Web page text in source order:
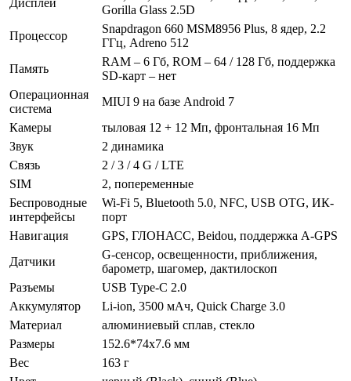
Дисплей
Gorilla Glass 2.5D
Процессор
Snapdragon 660 MSM8956 Plus, 8 ядер, 2.2
ГГц, Adreno 512
Память
RAM – 6 Гб, ROM – 64 / 128 Гб, поддержка
SD-карт – нет
Операционная
система
MIUI 9 на базе Android 7
Камеры
тыловая 12 + 12 Мп, фронтальная 16 Мп
Звук
2 динамика
Связь
2 / 3 / 4 G / LTE
SIM
2, попеременные
Беспроводные
интерфейсы
Wi-Fi 5, Bluetooth 5.0, NFC, USB OTG, ИК-
порт
Навигация
GPS, ГЛОНАСС, Beidou, поддержка A-GPS
Датчики
G-сенсор, освещенности, приближения,
барометр, шагомер, дактилоскоп
Разъемы
USB Type-C 2.0
Аккумулятор
Li-ion, 3500 мАч, Quick Charge 3.0
Материал
алюминиевый сплав, стекло
Размеры
152.6*74х7.6 мм
Вес
163 г